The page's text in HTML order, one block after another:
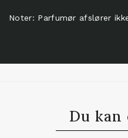
Noter: Parfumør afslører
Du kan